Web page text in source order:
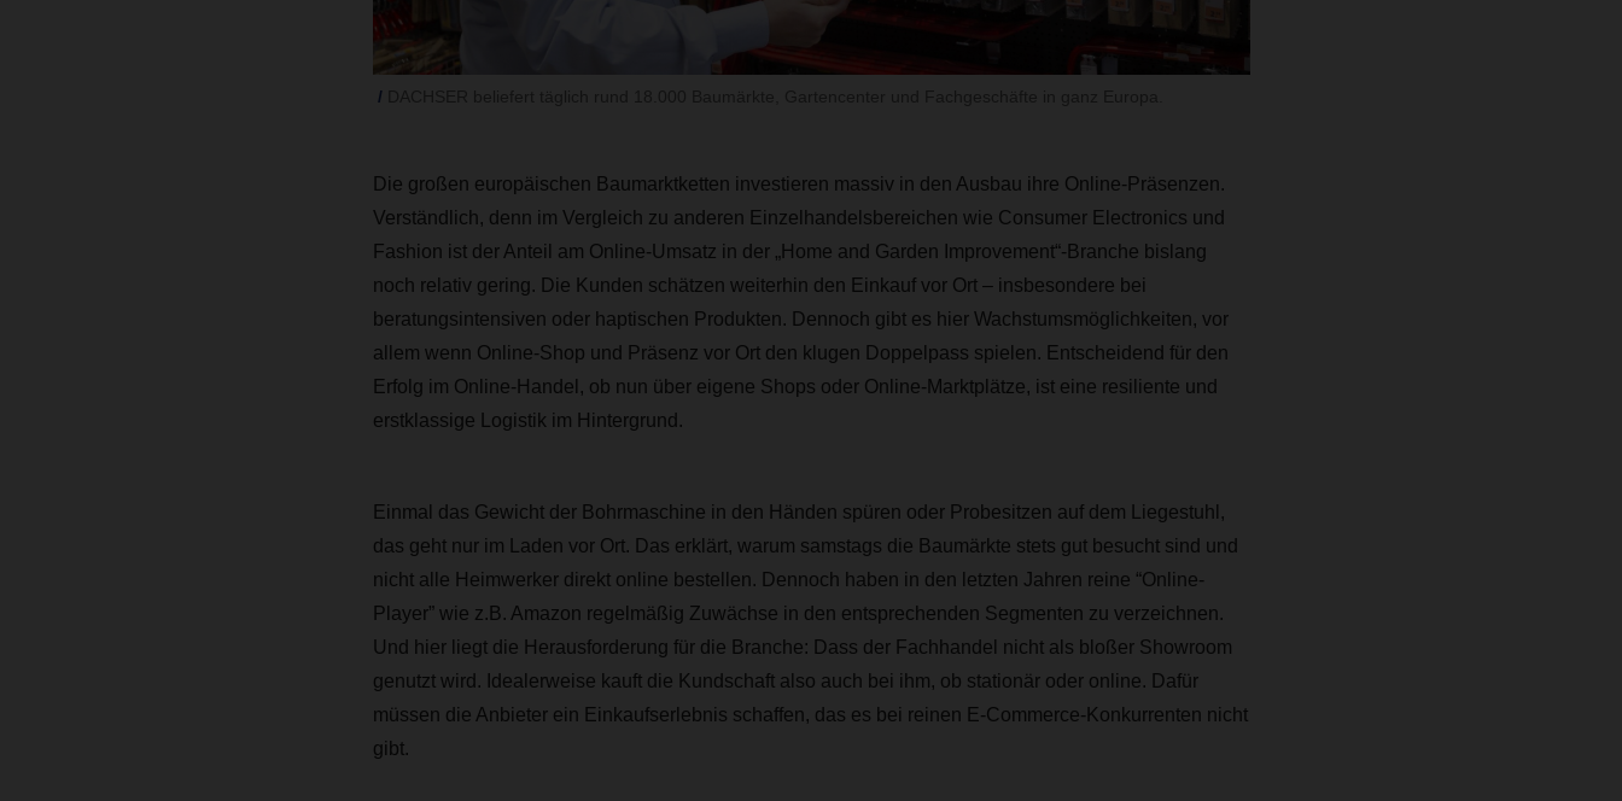
Die großen europäischen Baumarktketten investieren massiv in den Ausbau ihre Online-Präsenzen.
Verständlich, denn im Vergleich zu anderen Einzelhandelsbereichen wie Consumer Electronics und
Fashion ist der Anteil am Online-Umsatz in der „Home and Garden Improvement“-Branche bislang
noch relativ gering. Die Kunden schätzen weiterhin den Einkauf vor Ort – insbesondere bei
beratungsintensiven oder haptischen Produkten. Dennoch gibt es hier Wachstumsmöglichkeiten, vor
allem wenn Online-Shop und Präsenz vor Ort den klugen Doppelpass spielen. Entscheidend für den
Erfolg im Online-Handel, ob nun über eigene Shops oder Online-Marktplätze, ist eine resiliente und
erstklassige Logistik im Hintergrund.
Einmal das Gewicht der Bohrmaschine in den Händen spüren oder Probesitzen auf dem Liegestuhl,
das geht nur im Laden vor Ort. Das erklärt, warum samstags die Baumärkte stets gut besucht sind und
nicht alle Heimwerker direkt online bestellen. Dennoch haben in den letzten Jahren reine “Online-
Player” wie z.B. Amazon regelmäßig Zuwächse in den entsprechenden Segmenten zu verzeichnen.
Und hier liegt die Herausforderung für die Branche: Dass der Fachhandel nicht als bloßer Showroom
genutzt wird. Idealerweise kauft die Kundschaft also auch bei ihm, ob stationär oder online. Dafür
müssen die Anbieter ein Einkaufserlebnis schaffen, das es bei reinen E-Commerce-Konkurrenten nicht
gibt.